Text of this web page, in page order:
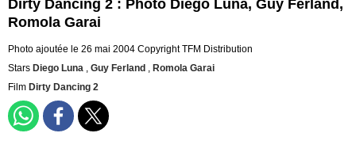
Dirty Dancing 2 : Photo Diego Luna, Guy Ferland,
Romola Garai
Photo ajoutée le 26 mai 2004 Copyright TFM Distribution
Stars Diego Luna , Guy Ferland , Romola Garai
Film Dirty Dancing 2